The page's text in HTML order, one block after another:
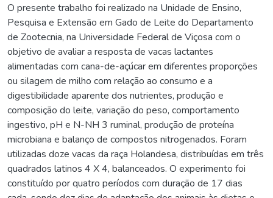
O presente trabalho foi realizado na Unidade de Ensino,
Pesquisa e Extensão em Gado de Leite do Departamento
de Zootecnia, na Universidade Federal de Viçosa com o
objetivo de avaliar a resposta de vacas lactantes
alimentadas com cana-de-açúcar em diferentes proporções
ou silagem de milho com relação ao consumo e a
digestibilidade aparente dos nutrientes, produção e
composição do leite, variação do peso, comportamento
ingestivo, pH e N-NH 3 ruminal, produção de proteína
microbiana e balanço de compostos nitrogenados. Foram
utilizadas doze vacas da raça Holandesa, distribuídas em três
quadrados latinos 4 X 4, balanceados. O experimento foi
constituído por quatro períodos com duração de 17 dias